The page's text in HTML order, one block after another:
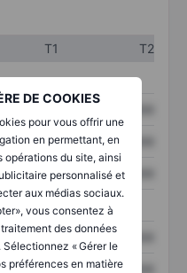
DE COOKIES
pour vous offrir une
en permettant, en
du site, ainsi
personnalisé et
aux médias sociaux.
vous consentez à
des données
« Gérer le
préférences en matière
T1
T2
XXXXXXX XXXXXXX
XXXXXXX XXXXXXX
XXXXXXX XXXXXXX
XXXXXXX XXXXXXX